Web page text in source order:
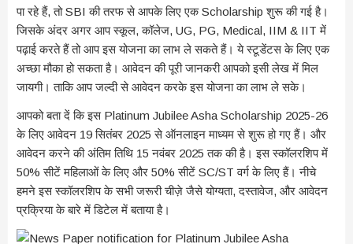
पा रहे हैं, तो SBI की तरफ से आपके लिए एक Scholarship शुरू की गई है।
जिसके अंदर अगर आप स्कूल, कॉलेज, UG, PG, Medical, IIM & IIT में
पढ़ाई करते हैं तो आप इस योजना का लाभ ले सकते हैं। ये स्टूडेंटस के लिए एक
अच्छा मौका हो सकता है। आवेदन की पूरी जानकरी आपको इसी लेख में मिल
जायगी। ताकि आप जल्दी से आवेदन करके इस योजना का लाभ ले सके।
आपको बता दें कि इस Platinum Jubilee Asha Scholarship 2025-26
के लिए आवेदन 19 सितंबर 2025 से ऑनलाइन माध्यम से शुरू हो गए हैं। और
आवेदन करने की अंतिम तिथि 15 नवंबर 2025 तक की है। इस स्कॉलरशिप में
50% सीटें महिलाओं के लिए और 50% सीटें SC/ST वर्ग के लिए हैं। नीचे
हमने इस स्कॉलरशिप के सभी जरूरी चीज़े जैसे योग्यता, दस्तावेज, और आवेदन
प्रक्रिया के बारे में डिटेल में बताया है।